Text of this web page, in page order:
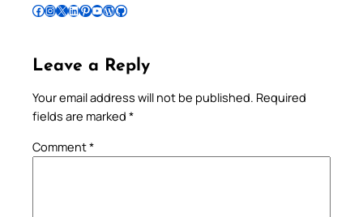
Follow Pradeep on Facebook Follow Pradeep on InstagramFollow Pradeep on X Follow Pradeep on LinkedIn Follow Pradeep on Pinterest Subscribe to Pradeep’s Youtube Channel Follow Pradeep on WordPress Follow Pradeep on GitHub
Leave a Reply
Your email address will not be published. Required
fields are marked *
Comment*